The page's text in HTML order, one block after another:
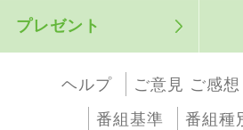
プレゼント
ヘルプ ご意見 ご感想
番組基準
番組種